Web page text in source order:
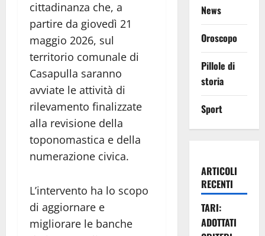
cittadinanza che, a
partire da giovedì 21
maggio 2026, sul
territorio comunale di
Casapulla saranno
avviate le attività di
rilevamento finalizzate
alla revisione della
toponomastica e della
numerazione civica.
L’intervento ha lo scopo
di aggiornare e
migliorare le banche
News
Oroscopo
Pillole di
storia
Sport
ARTICOLI
RECENTI
TARI:
ADOTTATI